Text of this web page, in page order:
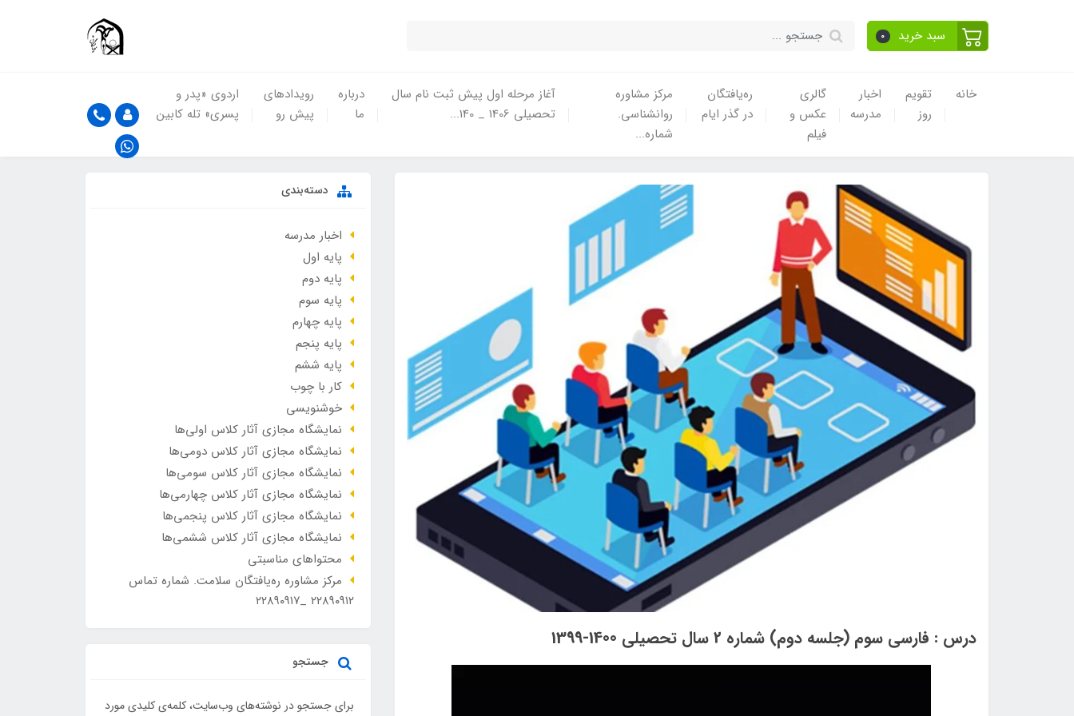
سبد خرید 0
خانه
تقویم
روز
اخبار
مدرسه
گالری
عکس و
فیلم
ره‌یافتگان
در گذر ایام
مرکز مشاوره
روانشناسی.
شماره...
آغاز مرحله اول پیش ثبت نام سال
تحصیلی 1406 _ 140...
درباره
ما
رویدادهای
پیش رو
اردوی «پدر و
پسری» تله کابین
درس : فارسی سوم (جلسه دوم) شماره 2 سال تحصیلی 1400-1399
دسته‌بندی
اخبار مدرسه
پایه اول
پایه دوم
پایه سوم
پایه چهارم
پایه پنجم
پایه ششم
کار با چوب
خوشنویسی
نمایشگاه مجازی آثار کلاس اولی‌ها
نمایشگاه مجازی آثار کلاس دومی‌ها
نمایشگاه مجازی آثار کلاس سومی‌ها
نمایشگاه مجازی آثار کلاس چهارمی‌ها
نمایشگاه مجازی آثار کلاس پنجمی‌ها
نمایشگاه مجازی آثار کلاس ششمی‌ها
محتواهای مناسبتی
مرکز مشاوره ره‌یافتگان سلامت. شماره تماس
۲۲۸۹۰۹۱۲ _۲۲۸۹۰۹۱۷
جستجو
برای جستجو در نوشته‌های وب‌سایت، کلمه‌ی کلیدی مورد